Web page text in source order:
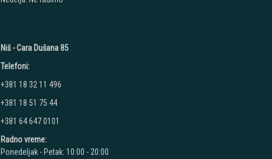
Niš - Cara Dušana 85
Telefoni:
+381 18 32 11 496
+381 18 51 75 44
+381 64 647 0101
Radno vreme:
Ponedeljak - Petak: 10:00 - 20:00